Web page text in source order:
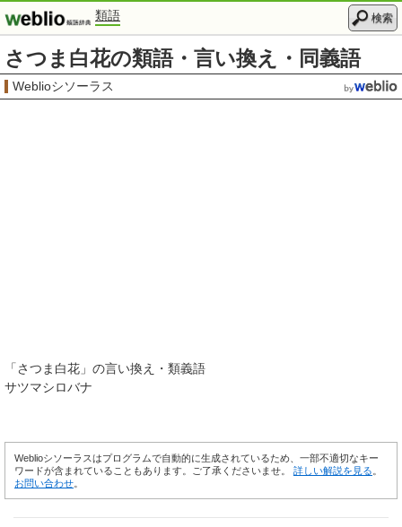
類語 検索
さつま白花の類語・言い換え・同義語
Weblioシソーラス
「さつま白花 」の言い換え・類義語
サツマシロバナ
Weblioシソーラスはプログラムで自動的に生成されているため、一部不適切なキー
ワードが含まれていることもあります。ご了承くださいませ。 詳しい解説を見る
お問い合わせ